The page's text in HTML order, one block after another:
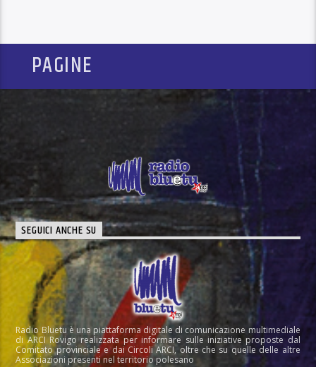
PAGINE
SEGUICI ANCHE SU
Radio Bluetu è una piattaforma digitale di comunicazione multimediale
di ARCI Rovigo realizzata per informare sulle iniziative proposte dal
Comitato provinciale e dai Circoli ARCI, oltre che su quelle delle altre
Associazioni presenti nel territorio polesano